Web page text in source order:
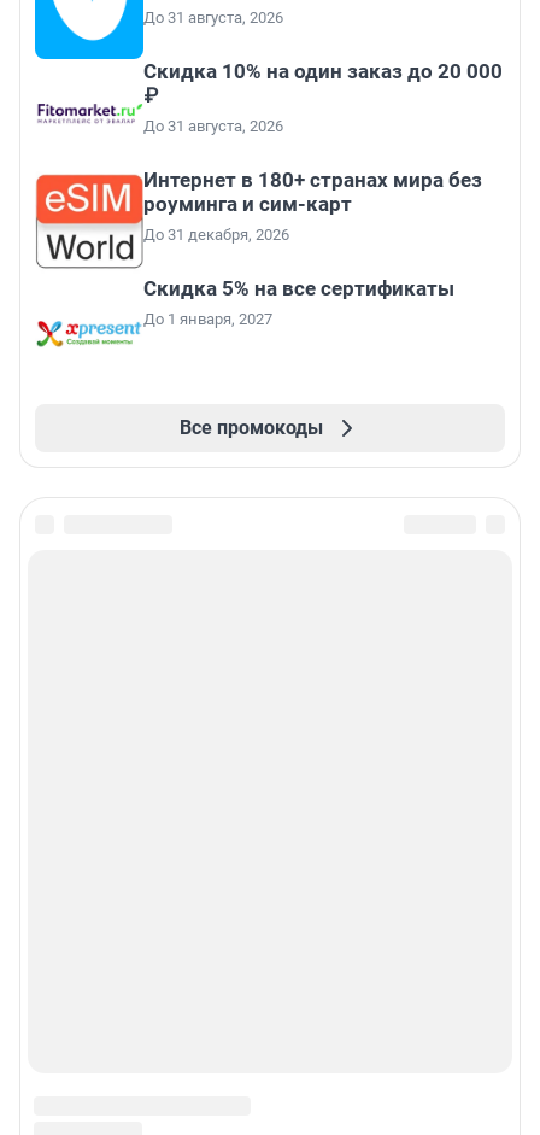
До 31 августа, 2026
Скидка 10% на один заказ до 20 000
₽
До 31 августа, 2026
Интернет в 180+ странах мира без
роуминга и сим-карт
До 31 декабря, 2026
Скидка 5% на все сертификаты
До 1 января, 2027
Все промокоды